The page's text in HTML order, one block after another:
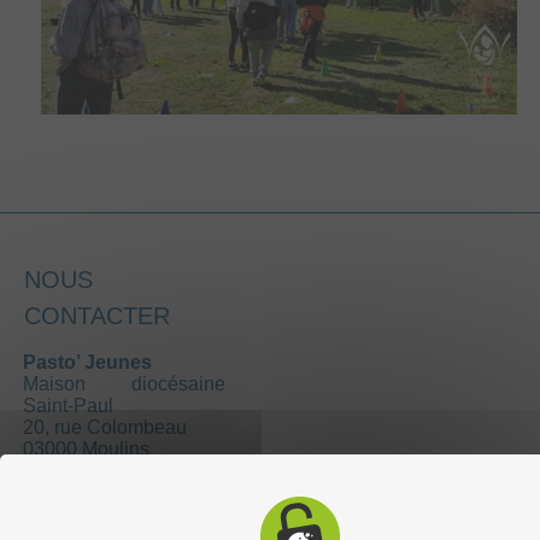
NOUS
CONTACTER
Pasto’ Jeunes
Maison diocésaine
Saint-Paul
20, rue Colombeau
03000 Moulins